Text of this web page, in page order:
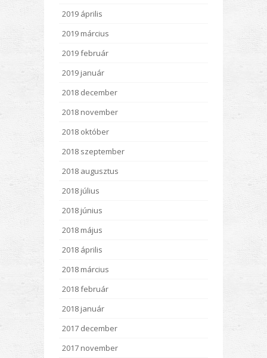
2019 április
2019 március
2019 február
2019 január
2018 december
2018 november
2018 október
2018 szeptember
2018 augusztus
2018 július
2018 június
2018 május
2018 április
2018 március
2018 február
2018 január
2017 december
2017 november